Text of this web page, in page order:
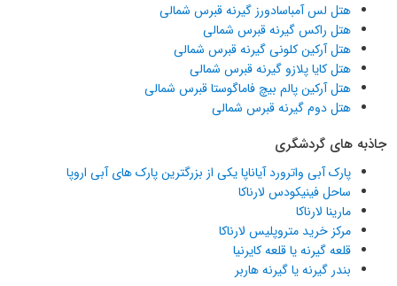
هتل لس آمباسادورز گیرنه قبرس شمالی
هتل راکس گیرنه قبرس شمالی
هتل آرکین کلونی گیرنه قبرس شمالی
هتل کایا پلازو گیرنه قبرس شمالی
هتل آرکین پالم بیچ فاماگوستا قبرس شمالی
هتل دوم گیرنه قبرس شمالی
جاذبه های گردشگری
پارک آبی واترورد آیاناپا یکی از بزرگترین پارک های آبی اروپا
ساحل فینیکودس لارناکا
مارینا لارناکا
مرکز خرید متروپلیس لارناکا
قلعه گیرنه یا قلعه کایرنیا
بندر گیرنه یا گیرنه هاربر